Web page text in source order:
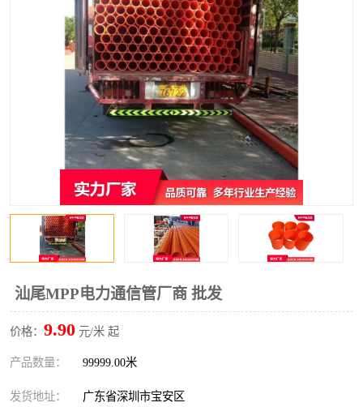
汕尾MPP电力通信管厂商 批发
价格： 9.90 元/米 起
产品数量： 99999.00米
发货地址： 广东省深圳市宝安区
UPVC电力通讯管 MPP电力通信管
联塑PVC管 联塑PPR管
联塑家装红蓝线管